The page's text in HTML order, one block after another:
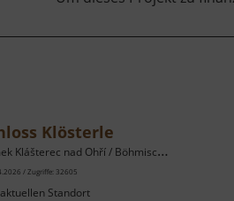
Klösterle
Klášterec nad Ohří / Böhmisches Erzgebirge
/ Zugriffe: 32605
Standort